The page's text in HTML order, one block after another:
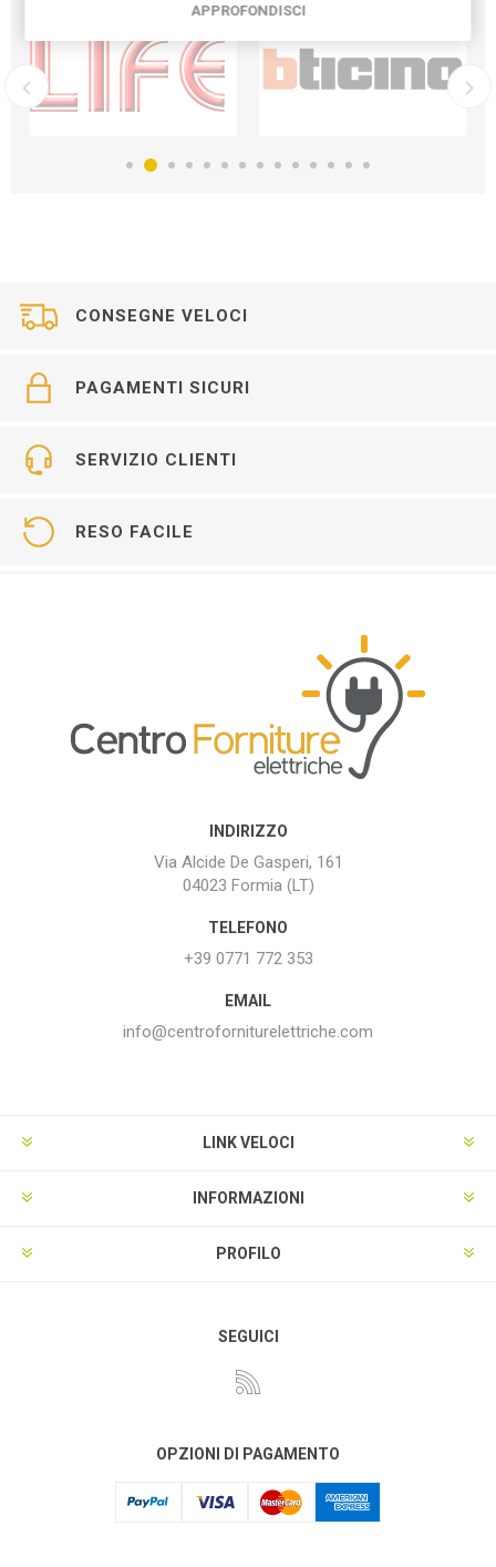
CONSEGNE VELOCI
PAGAMENTI SICURI
SERVIZIO CLIENTI
RESO FACILE
INDIRIZZO
Via Alcide De Gasperi, 161
04023 Formia (LT)
TELEFONO
+39 0771 772 353
EMAIL
info@centroforniturelettriche.com
LINK VELOCI
INFORMAZIONI
PROFILO
SEGUICI
OPZIONI DI PAGAMENTO
APPROFONDISCI